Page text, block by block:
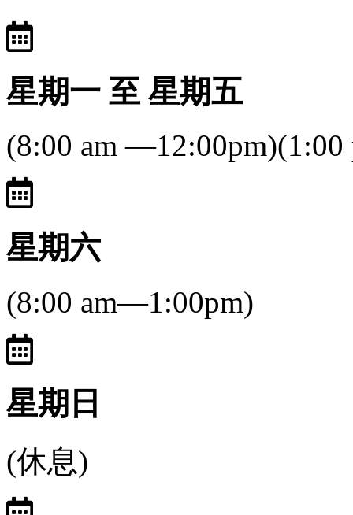
星期一 至 星期五
(8:00 am —12:00pm)(1:00
星期六
(8:00 am—1:00pm)
星期日
(休息)